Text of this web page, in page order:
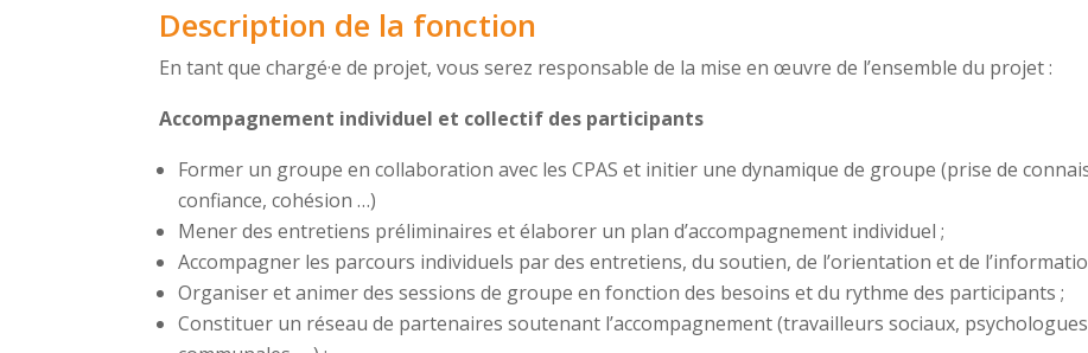
Description de la fonction
En tant que chargé·e de projet, vous serez responsable de la mise en œuvre de l’ensemble du projet :
Accompagnement individuel et collectif des participants
Former un groupe en collaboration avec les CPAS et initier une dynamique de groupe (prise de
confiance, cohésion …)
Mener des entretiens préliminaires et élaborer un plan d’accompagnement individuel ;
Accompagner les parcours individuels par des entretiens, du soutien, de l’orientation et de
Organiser et animer des sessions de groupe en fonction des besoins et du rythme des participants ;
Constituer un réseau de partenaires soutenant l’accompagnement (travailleurs sociaux,